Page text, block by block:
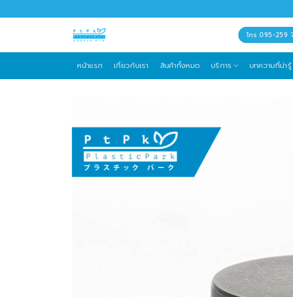
to
โทร 095-259
หน้าแรก เกี่ยวกับเรา สินค้าทั้งหมด บริการ บทความที่น่ารู้